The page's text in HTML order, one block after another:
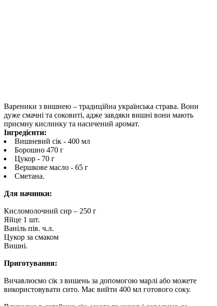
Вареники з вишнею – традиційна українська страва. Вони
дуже смачні та соковиті, адже завдяки вишні вони мають
приємну кислинку та насичений аромат.
Інгредієнти:
Вишневий сік - 400 мл
Борошно 470 г
Цукор - 70 г
Вершкове масло - 65 г
Сметана.
Для начинки:
Кисломолочний сир – 250 г
Яйце 1 шт.
Ваніль пів. ч.л.
Цукор за смаком
Вишні.
Приготування:
Вичавлюємо сік з вишень за допомогою марлі або можете
використовувати сито. Має вийти 400 мл готового соку.